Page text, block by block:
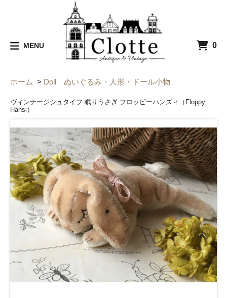
MENU 0
ホーム > Doll ぬいぐるみ・人形・ドール小物
ヴィンテージシュタイフ 眠りうさぎ フロッピーハンズィ（Floppy
Hansi）